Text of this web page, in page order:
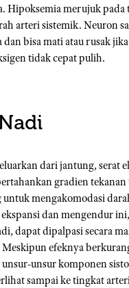
Hipoksemia merujuk
arteri sistemik. Neuron
bisa mati atau rusak
tidak cepat pulih.
dari jantung, serat
gradien tekanan
untuk mengakomodasi
dan mengendur
dapat dipalpasi secara
efeknya
unsur komponen
sampai ke tingkat